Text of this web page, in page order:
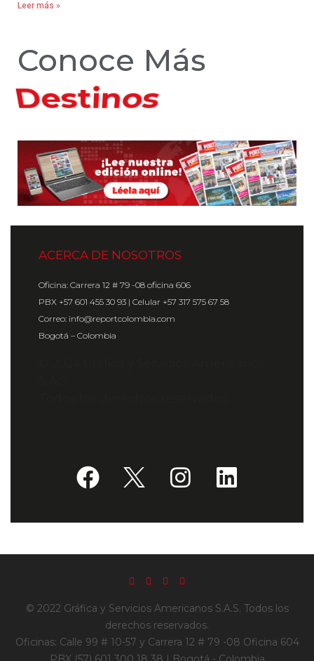
Leer más »
Conoce Más
Hoteles
ACERCA DE NOSOTROS
Oficina: Carrera 12 # 79 -08 oficina 606
PBX +57 601 455 30 93 | Celular +57 317 575 67 58
Correo: info@reportcolombia.com
Bogotá – Colombia
© 2022 Gráfica y Servicios Americanos S.A.S. Todos los
derechos reservados.
Oficinas: Calle 99 # 10-57 y Carrera 12 # 79 -08 Oficina 604